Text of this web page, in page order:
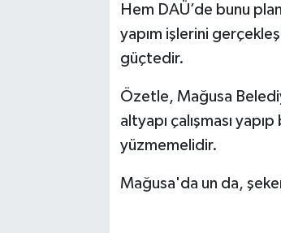
Hem DAÜ’de bunu
yapım işlerini
güçtedir.
Özetle, Mağusa
altyapı çalışması
yüzmemelidir.
Mağusa'da un da,